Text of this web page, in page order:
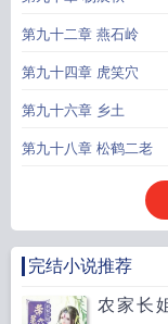
第九十二章 燕石岭
第九十四章 虎笑穴
第九十六章 乡土
第九十八章 松鹤二老
完结小说推荐
农家长